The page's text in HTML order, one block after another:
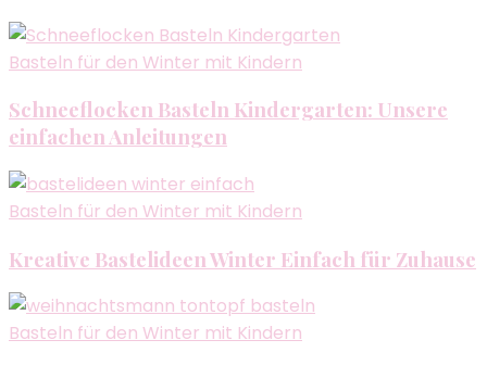
Basteln für den Winter mit Kindern
Schneeflocken Basteln Kindergarten: Unsere
einfachen Anleitungen
Basteln für den Winter mit Kindern
Kreative Bastelideen Winter Einfach für Zuhause
Basteln für den Winter mit Kindern